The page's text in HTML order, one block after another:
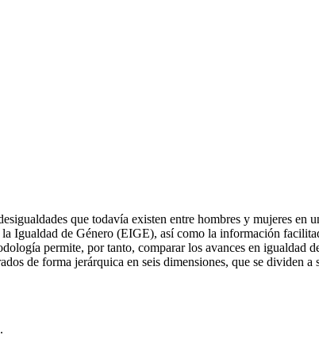
que todavía existen entre hombres y mujeres en
Igualdad de Género (EIGE), así como la información
permite, por tanto, comparar los avances en igualdad
de forma jerárquica en seis dimensiones, que se dividen a